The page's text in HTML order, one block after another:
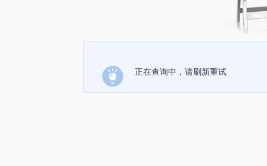
正在查询中，请刷新重试